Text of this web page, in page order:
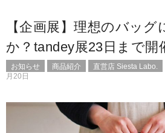
【企画展】理想のバッ
か？tandey展23日まで開
お知らせ 商品紹介 直営店 Siesta Labo.
月20日